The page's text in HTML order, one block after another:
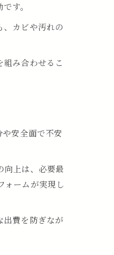
す。
カビや汚れの
み合わせるこ
安全面で不安
向上は、必要最
ォームが実現し
出費を防ぎなが